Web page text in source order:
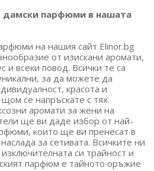
дамски парфюми в нашата
на нашия сайт Elinor.bg
от изискани аромати,
и всеки повод. Всички те са
за да можете да
красота и
се напръскате с тях.
аромати за жени на
ще ви даде избор от най-
които ще ви пренесат в
за сетивата. Всичките ни
си трайност и
парфюм е тайното оръжие